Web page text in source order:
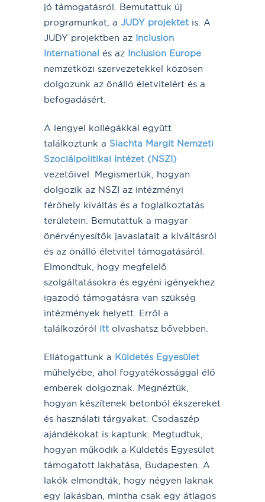
jó támogatásról. Bemutattuk új
programunkat, a JUDY projektet is. A
JUDY projektben az Inclusion
International és az Inclusion Europe
nemzetközi szervezetekkel közösen
dolgozunk az önálló életvitelért és a
befogadásért.
A lengyel kollégákkal együtt
találkoztunk a Slachta Margit Nemzeti
Szociálpolitikai Intézet (NSZI)
vezetőivel. Megismertük, hogyan
dolgozik az NSZI az intézményi
férőhely kiváltás és a foglalkoztatás
területein. Bemutattuk a magyar
önérvényesítők javaslatait a kiváltásról
és az önálló életvitel támogatásáról.
Elmondtuk, hogy megfelelő
szolgáltatásokra és egyéni igényekhez
igazodó támogatásra van szükség
intézmények helyett. Erről a
találkozóról itt olvashatsz bővebben.
Ellátogattunk a Küldetés Egyesület
műhelyébe, ahol fogyatékossággal élő
emberek dolgoznak. Megnéztük,
hogyan készítenek betonból ékszereket
és használati tárgyakat. Csodaszép
ajándékokat is kaptunk. Megtudtuk,
hogyan működik a Küldetés Egyesület
támogatott lakhatása, Budapesten. A
lakók elmondták, hogy négyen laknak
egy lakásban, mintha csak egy átlagos